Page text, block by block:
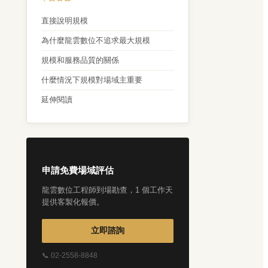
直接說明規模
為什麼龍雲數位不追求最大規模
規模和服務品質的關係
什麼情況下規模對場域主重要
延伸閱讀
申請免費場域評估
龍雲數位工程師到場勘查，1 個工作天
提供客製化報價。
立即諮詢
📞 02-2558-8848